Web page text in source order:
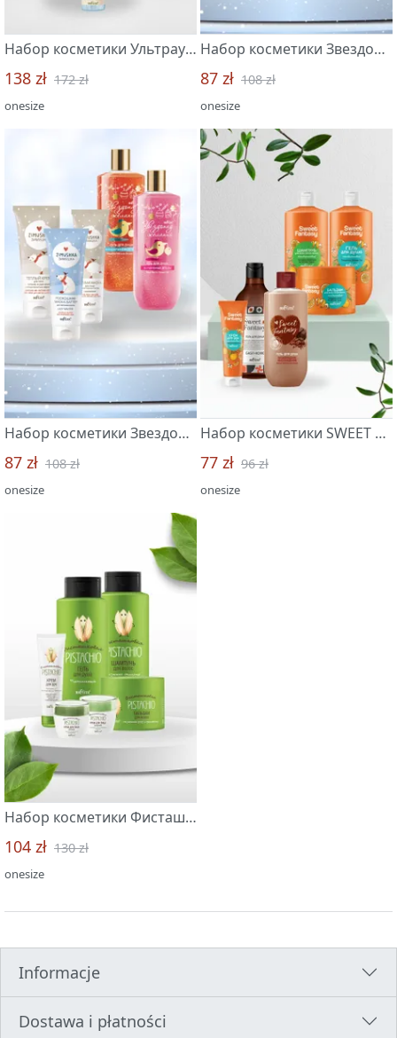
Набор косметики Ультраувлажнение. Голубая агава & розовая опунция "Белита-Витэкс"
138 zł 172 zł
onesize
Набор косметики Звездопад желаний + Zimushka "Белита-Витэкс"
87 zł 108 zł
onesize
Набор косметики Звездопад желаний+Zimushka "Белита-Витэкс"
87 zł 108 zł
onesize
Набор косметики SWEET FANTASY мандарин "Белита-Витэкс"
77 zł 96 zł
onesize
Набор косметики Фисташковая "Белита-Витэкс"
104 zł 130 zł
onesize
Informacje
Dostawa i płatności